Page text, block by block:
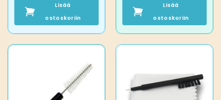
Lisää
ostoskoriin
Lisää
ostoskoriin